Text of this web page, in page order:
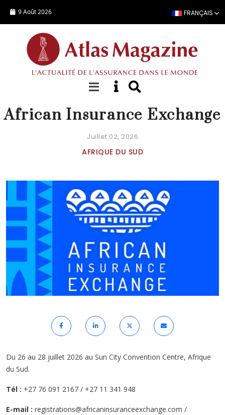
9 Août 2026 FRANÇAIS
AGENDA
African Insurance Exchange
Juillet 02, 2026
AFRIQUE DU SUD
Du 26 au 28 juillet 2026 au Sun City Convention Centre, Afrique
du Sud.
Tél : +27 76 091 2167 / +27 11 341 948
E-mail : registrations@africaninsuranceexchange.com /